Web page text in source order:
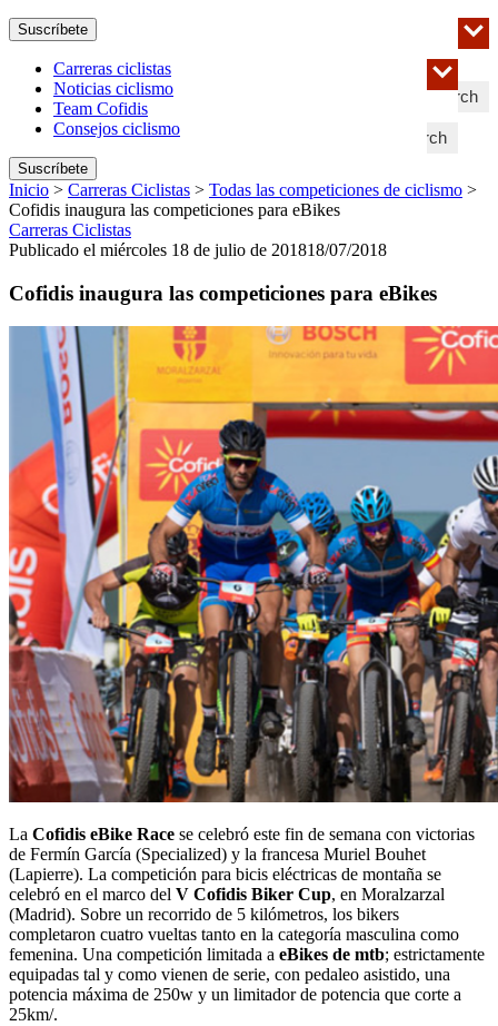
Search
Suscríbete
Search
Carreras ciclistas
Noticias ciclismo
Team Cofidis
Consejos ciclismo
Suscríbete
Inicio > Carreras Ciclistas > Todas las competiciones de ciclismo >
Cofidis inaugura las competiciones para eBikes
Carreras Ciclistas
Publicado el miércoles 18 de julio de 201818/07/2018
Cofidis inaugura las competiciones para eBikes
La Cofidis eBike Race se celebró este fin de semana con victorias
de Fermín García (Specialized) y la francesa Muriel Bouhet
(Lapierre). La competición para bicis eléctricas de montaña se
celebró en el marco del V Cofidis Biker Cup, en Moralzarzal
(Madrid). Sobre un recorrido de 5 kilómetros, los bikers
completaron cuatro vueltas tanto en la categoría masculina como
femenina. Una competición limitada a eBikes de mtb; estrictamente
equipadas tal y como vienen de serie, con pedaleo asistido, una
potencia máxima de 250w y un limitador de potencia que corte a
25km/.